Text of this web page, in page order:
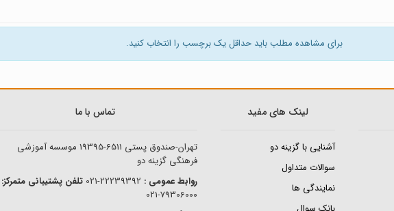
برای مشاهده مطلب باید حداقل یک برچسب را انتخاب کنید.
لینک های مفید
آشنایی با گزینه دو
سوالات متداول
نمایندگی ها
تماس با ما
تهران-صندوق پستی 19395-6511موسسه آموزشی
فرهنگی گزینه دو
روابط عمومی :
تلفن پشتیبانی متمرکز:
79306000-021